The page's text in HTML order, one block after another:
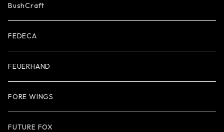
BushCraft
FEDECA
FEUERHAND
FORE WINGS
FUTURE FOX